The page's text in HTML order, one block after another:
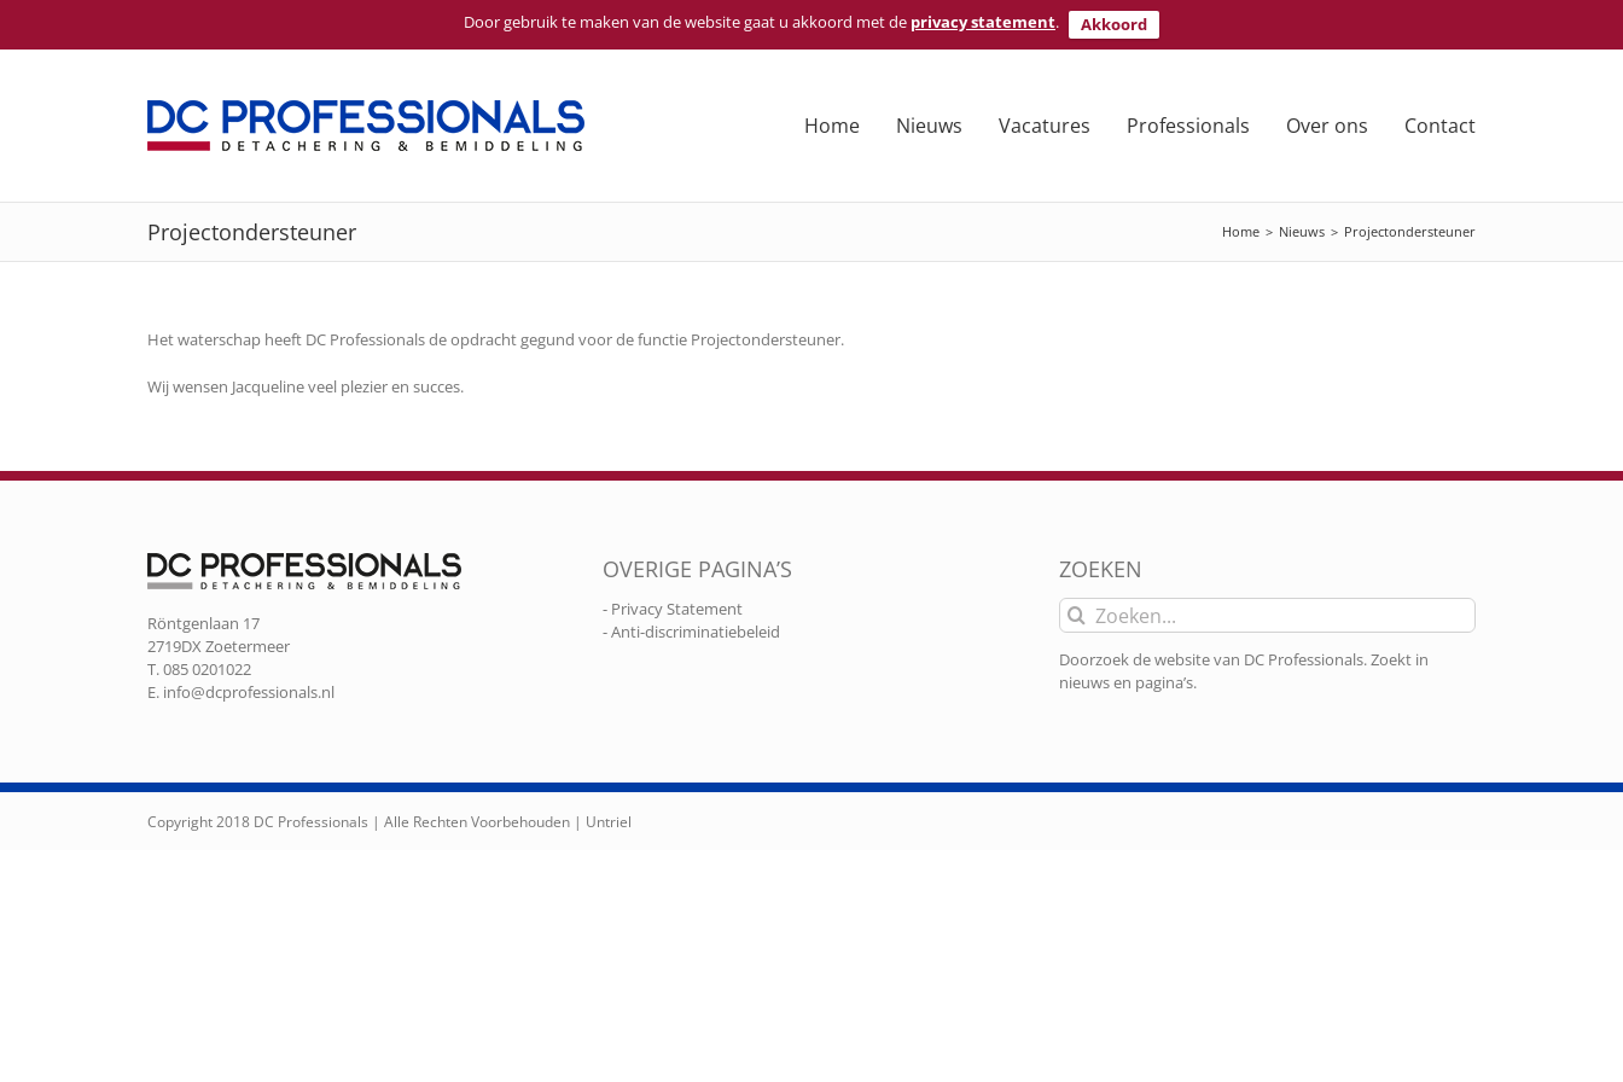
Door gebruik te maken van de website gaat u akkoord met de privacy statement.
Akkoord
Ga
Home Nieuws Vacatures Professionals Over ons Contact
Projectondersteuner Home > Nieuws > Projectondersteuner
Het waterschap heeft DC Professionals de opdracht gegund voor de functie Projectondersteuner.
Wij wensen Jacqueline veel plezier en succes.
Röntgenlaan 17
2719DX Zoetermeer
T. 085 0201022
E. info@dcprofessionals.nl
OVERIGE PAGINA’S
- Privacy Statement
- Anti-discriminatiebeleid
ZOEKEN
Zoeken
naar:
Doorzoek de website van DC Professionals. Zoekt in
nieuws en pagina’s.
Copyright 2018 DC Professionals | Alle Rechten Voorbehouden | Untriel